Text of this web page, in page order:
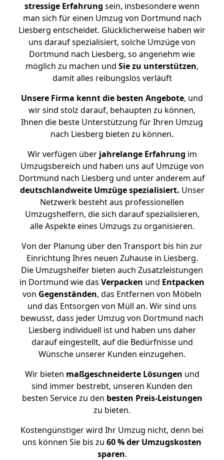
stressige Erfahrung sein, insbesondere wenn
man sich für einen Umzug von Dortmund nach
Liesberg entscheidet. Glücklicherweise haben wir
uns darauf spezialisiert, solche Umzüge von
Dortmund nach Liesberg, so angenehm wie
möglich zu machen und Sie zu unterstützen,
damit alles reibungslos verläuft
Unsere Firma kennt die besten Angebote, und
wir sind stolz darauf, behaupten zu können,
Ihnen die beste Unterstützung für Ihren Umzug
nach Liesberg bieten zu können.
Wir verfügen überjahrelange Erfahrung im
Umzugsbereich und haben uns auf Umzüge von
Dortmund nach Liesberg und unter anderem auf
deutschlandweite Umzüge spezialisiert. Unser
Netzwerk besteht aus professionellen
Umzugshelfern, die sich darauf spezialisieren,
alle Aspekte eines Umzugs zu organisieren.
Von der Planung über den Transport bis hin zur
Einrichtung Ihres neuen Zuhause in Liesberg.
Die Umzugshelfer bieten auch Zusatzleistungen
in Dortmund wie das Verpacken und Entpacken
von Gegenständen, das Entfernen von Möbeln
und das Entsorgen von Müll an. Wir sind uns
bewusst, dass jeder Umzug von Dortmund nach
Liesberg individuell ist und haben uns daher
darauf eingestellt, auf die Bedürfnisse und
Wünsche unserer Kunden einzugehen.
Wir bieten maßgeschneiderte Lösungen und
sind immer bestrebt, unseren Kunden den
besten Service zu den besten Preis-Leistungen
zu bieten.
Kostengünstiger wird Ihr Umzug nicht, denn bei
uns können Sie bis zu 60 % der Umzugskosten
sparen.